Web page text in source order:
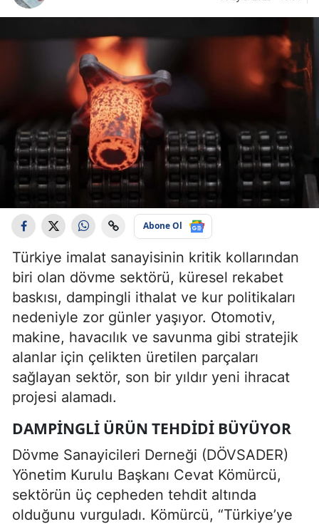
Abone Ol
Türkiye imalat sanayisinin kritik kollarından
biri olan dövme sektörü, küresel rekabet
baskısı, dampingli ithalat ve kur politikaları
nedeniyle zor günler yaşıyor. Otomotiv,
makine, havacılık ve savunma gibi stratejik
alanlar için çelikten üretilen parçaları
sağlayan sektör, son bir yıldır yeni ihracat
projesi alamadı.
DAMPINGLI ÜRÜN TEHDIDI BÜYÜYOR
Dövme Sanayicileri Derneği (DÖVSADER)
Yönetim Kurulu Başkanı Cevat Kömürcü,
sektörün üç cepheden tehdit altında
olduğunu vurguladı. Kömürcü, “Türkiye’ye